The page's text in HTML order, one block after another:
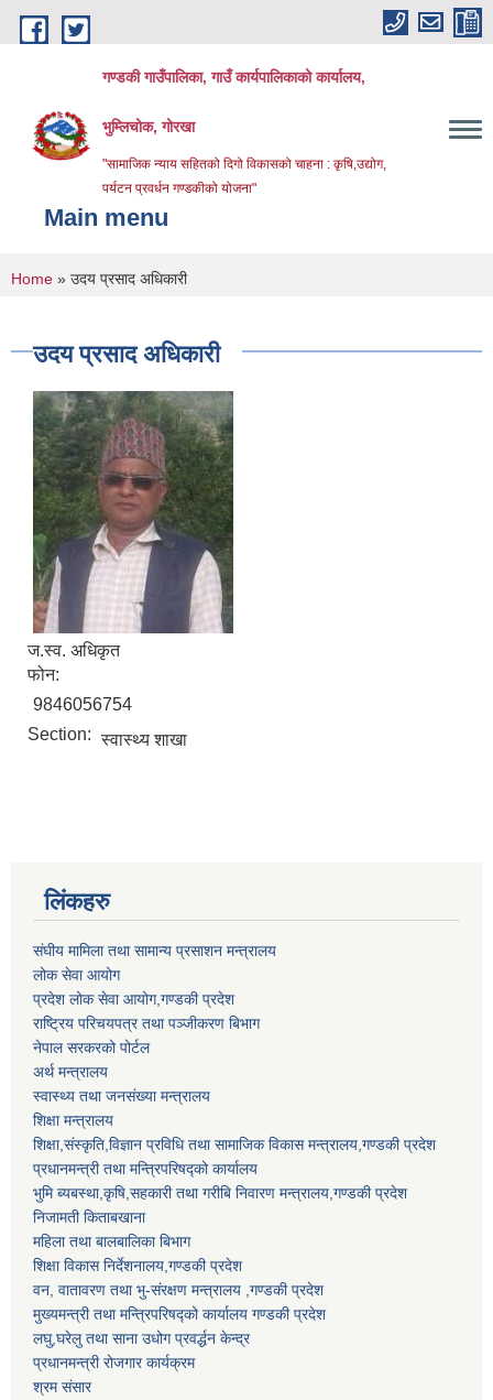
Skip to main content
गण्डकी गाउँपालिका, गाउँ कार्यपालिकाको कार्यालय,
भुम्लिचोक, गोरखा
"सामाजिक न्याय सहितको दिगो विकासको चाहना : कृषि,उद्योग,
पर्यटन प्रवर्धन गण्डकीको योजना"
Main menu
You are here
Home » उदय प्रसाद अधिकारी
उदय प्रसाद अधिकारी
ज.स्व. अधिकृत
फोन:
9846056754
Section: स्वास्थ्य शाखा
लिंकहरु
संघीय मामिला तथा सामान्य प्रसाशन मन्त्रालय
लोक सेवा आयोग
प्रदेश लोक सेवा आयोग,गण्डकी प्रदेश
राष्ट्रिय परिचयपत्र तथा पञ्जीकरण बिभाग
नेपाल सरकरको पोर्टल
अर्थ मन्त्रालय
स्वास्थ्य तथा जनसंख्या मन्त्रालय
शिक्षा मन्त्रालय
शिक्षा,संस्कृति,विज्ञान प्रविधि तथा सामाजिक विकास मन्त्रालय,गण्डकी प्रदेश
प्रधानमन्त्री तथा मन्त्रिपरिषद्को कार्यालय
भुमि ब्यबस्था,कृषि,सहकारी तथा गरीबि निवारण मन्त्रालय,गण्डकी प्रदेश
निजामती किताबखाना
महिला तथा बालबालिका बिभाग
शिक्षा विकास निर्देशनालय,गण्डकी प्रदेश
वन, वातावरण तथा भु-संरक्षण मन्त्रालय ,गण्डकी प्रदेश
मुख्यमन्त्री तथा मन्त्रिपरिषद्को कार्यालय गण्डकी प्रदेश
लघु,घरेलु तथा साना उधोग प्रवर्द्धन केन्द्र
प्रधानमन्त्री रोजगार कार्यक्रम
श्रम संसार